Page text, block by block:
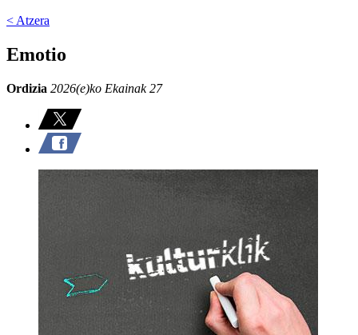
< Atzera
Emotio
Ordizia 2026(e)ko Ekainak 27